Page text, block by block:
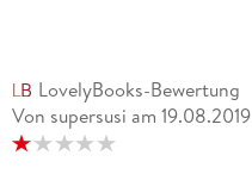
LovelyBooks-Bewertung
Von supersusi am 19.08.2019